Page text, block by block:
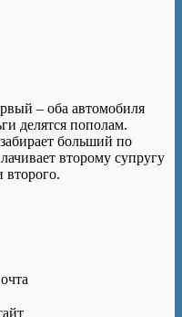
– оба автомобиля
делятся пополам.
больший по
второму супругу
второго.